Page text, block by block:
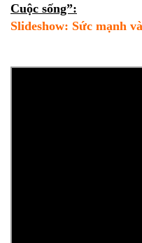
Cuộc sống”:
Slideshow: Sức mạnh